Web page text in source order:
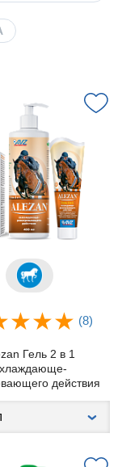
(8)
Гель 2 в 1
действия